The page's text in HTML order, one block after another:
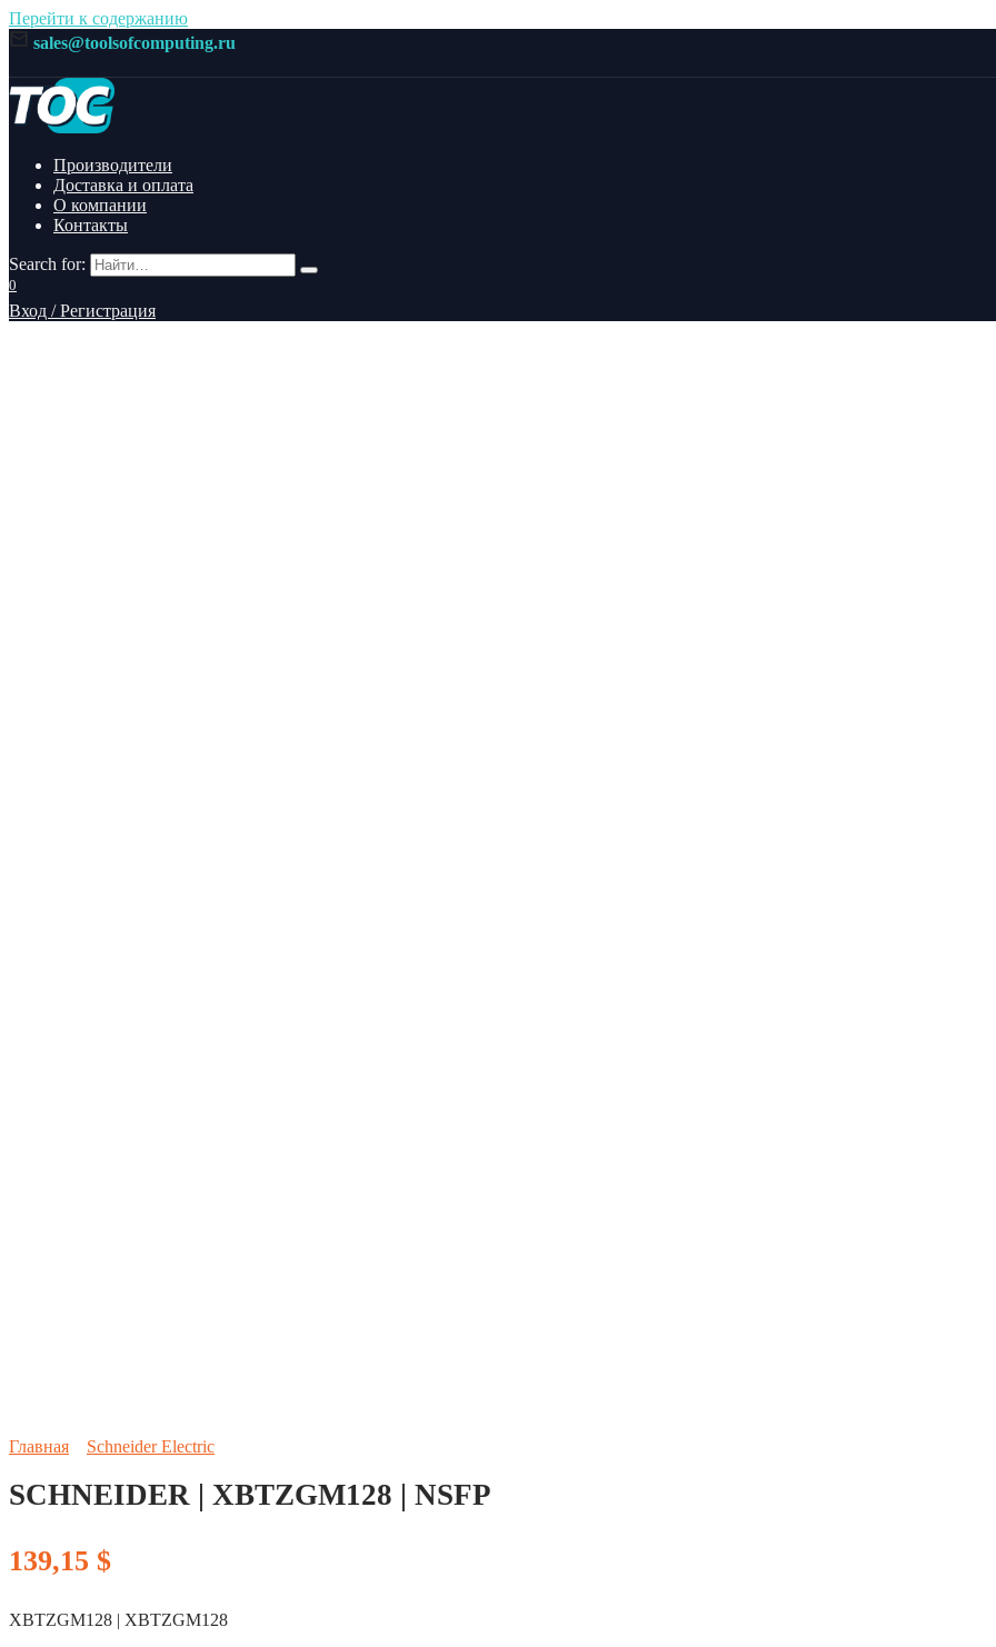
Перейти к содержанию
sales@toolsofcomputing.ru
Производители
Доставка и оплата
О компании
Контакты
Search for:
0
Вход / Регистрация
Главная Schneider Electric
SCHNEIDER | XBTZGM128 | NSFP
139,15 $
XBTZGM128 | XBTZGM128